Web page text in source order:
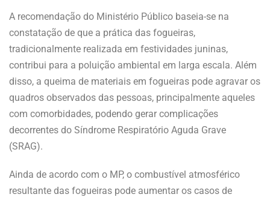
A recomendação do Ministério Público baseia-se na
constatação de que a prática das fogueiras,
tradicionalmente realizada em festividades juninas,
contribui para a poluição ambiental em larga escala. Além
disso, a queima de materiais em fogueiras pode agravar os
quadros observados das pessoas, principalmente aqueles
com comorbidades, podendo gerar complicações
decorrentes do Síndrome Respiratório Aguda Grave
(SRAG).
Ainda de acordo com o MP, o combustível atmosférico
resultante das fogueiras pode aumentar os casos de